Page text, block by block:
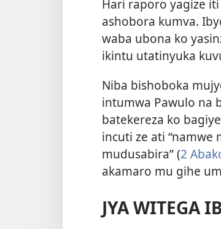
Hari raporo yagize
ashobora kumva.
waba ubona ko
ikintu utatinyuka
Niba bishoboka
intumwa Pawulo na
batekereza ko
incuti ze ati
mudusabira” (2
akamaro mu gihe
JYA WITEGA